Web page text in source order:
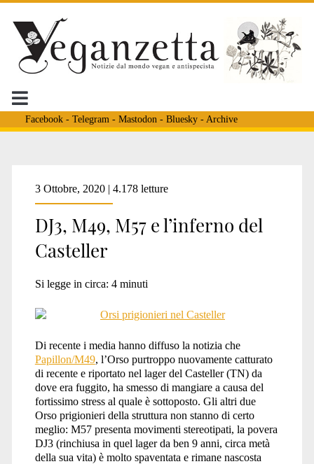
Facebook- Telegram - Mastodon - Bluesky- Archive
Tag:
<span>ministro
costa
orsi</span>
3 Ottobre, 2020 | 4.178 letture
DJ3, M49, M57 e l’inferno del
Casteller
Si legge in circa: 4 minuti
Di recente i media hanno diffuso la notizia che
Papillon/M49, l’Orso purtroppo nuovamente catturato
di recente e riportato nel lager del Casteller (TN) da
dove era fuggito, ha smesso di mangiare a causa del
fortissimo stress al quale è sottoposto. Gli altri due
Orso prigionieri della struttura non stanno di certo
meglio: M57 presenta movimenti stereotipati, la povera
DJ3 (rinchiusa in quel lager da ben 9 anni, circa metà
della sua vita) è molto spaventata e rimane nascosta